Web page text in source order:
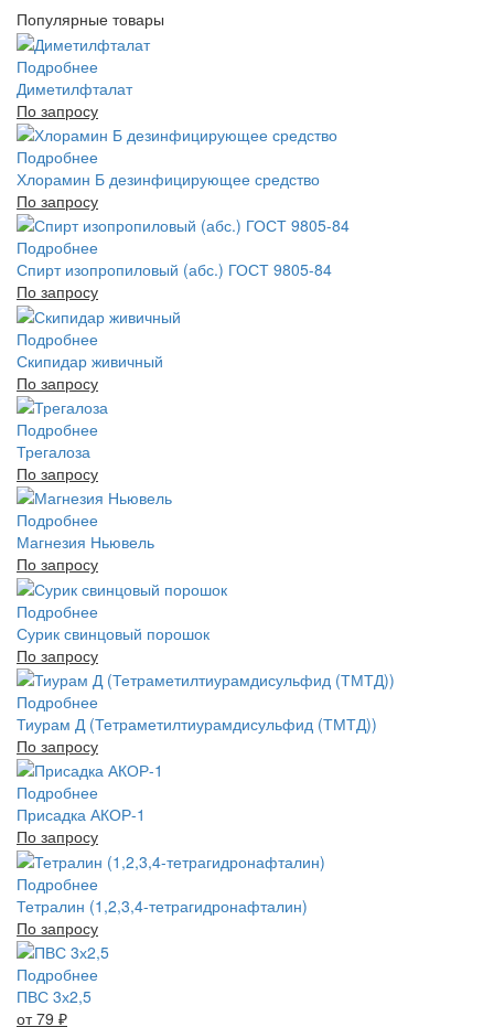
Популярные товары
Подробнее
Диметилфталат
По запросу
Подробнее
Хлорамин Б дезинфицирующее средство
По запросу
Подробнее
Спирт изопропиловый (абс.) ГОСТ 9805-84
По запросу
Подробнее
Скипидар живичный
По запросу
Подробнее
Трегалоза
По запросу
Подробнее
Магнезия Ньювель
По запросу
Подробнее
Сурик свинцовый порошок
По запросу
Подробнее
Тиурам Д (Тетраметилтиурамдисульфид (ТМТД))
По запросу
Подробнее
Присадка АКОР-1
По запросу
Подробнее
Тетралин (1,2,3,4-тетрагидронафталин)
По запросу
Подробнее
ПВС 3х2,5
от 79 ₽